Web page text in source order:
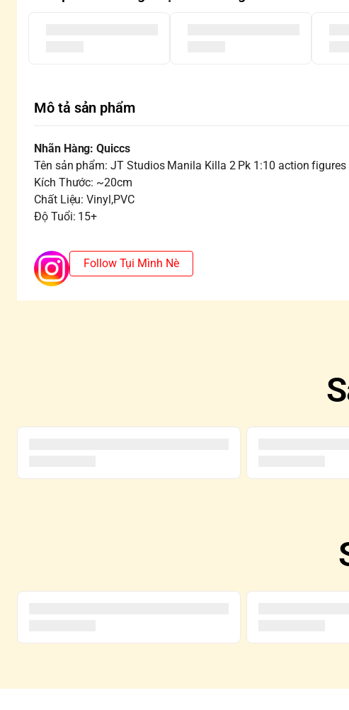
Mô tả sản phẩm
Nhãn Hàng: Quiccs
Tên sản phẩm: JT Studios Manila Killa 2 Pk 1:10 action figures
Kích Thước: ~20cm
Chất Liệu: Vinyl,PVC
Độ Tuổi: 15+
Follow Tụi Mình Nè